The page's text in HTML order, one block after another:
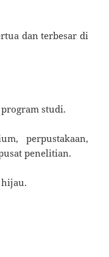
dan terbesar di
studi.
perpustakaan,
penelitian.